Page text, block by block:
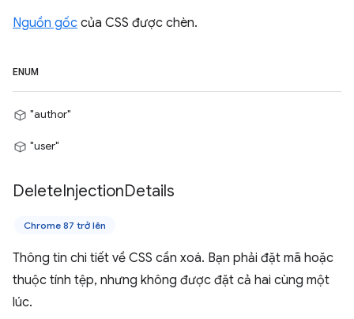
Nguồn gốc của CSS được chèn.
ENUM
"author"
"user"
DeleteInjectionDetails
Chrome 87 trở lên
Thông tin chi tiết về CSS cần xoá. Bạn phải đặt mã hoặc
thuộc tính tệp, nhưng không được đặt cả hai cùng một
lúc.